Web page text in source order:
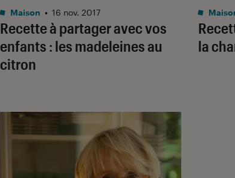
Recette à partager avec vos
enfants : les madeleines au
citron
Maison • 16 nov. 2017
la